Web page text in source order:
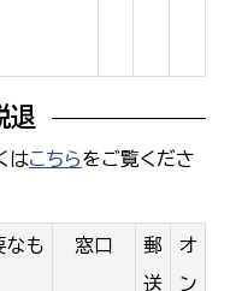
退
はこちらをご覧くださ
なも
窓口
郵
送
オ
ン